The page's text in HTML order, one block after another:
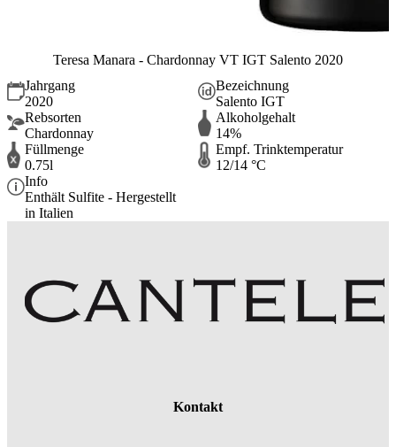
Teresa Manara - Chardonnay VT IGT Salento 2020
Jahrgang
2020
Bezeichnung
Salento IGT
Rebsorten
Chardonnay
Alkoholgehalt
14%
Füllmenge
0.75l
Empf. Trinktemperatur
12/14 °C
Info
Enthält Sulfite - Hergestellt
in Italien
Kontakt